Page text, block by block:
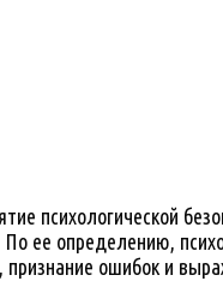
психологической
ее определению,
ошибок и